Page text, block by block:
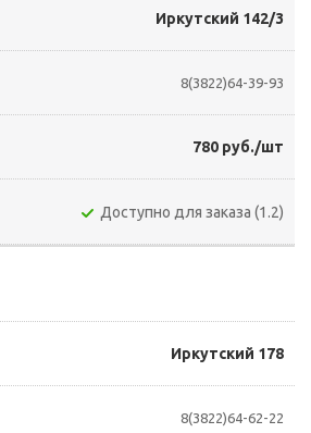
Иркутский 142/3
8(3822)64-39-93
780 руб./шт
Доступно для заказа (1.2)
Иркутский 178
8(3822)64-62-22